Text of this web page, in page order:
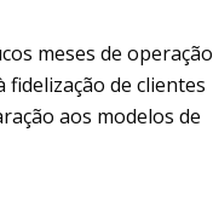
meses de operação
de clientes
aos modelos de